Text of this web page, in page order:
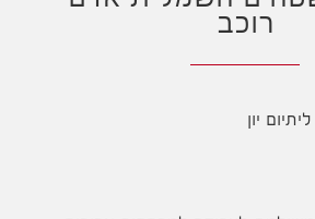
רוכב
יון